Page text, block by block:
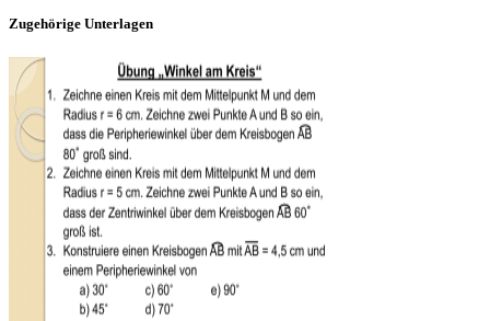
Zugehörige Unterlagen